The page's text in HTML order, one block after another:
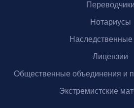
Переводчики
Нотариусы
Наследственные
Лицензии
Общественные объединения и
Экстремистские